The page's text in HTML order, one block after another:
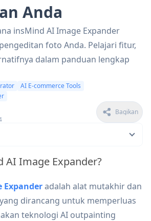
Anda
insMind AI Image Expander
foto Anda. Pelajari fitur,
dalam panduan lengkap
AI E-commerce Tools
Bagikan
AI Image Expander?
Expanderadalah alat mutakhir dan
dirancang untuk memperluas
teknologi AI outpainting